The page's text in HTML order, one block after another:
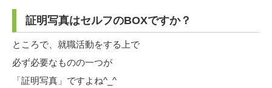
証明写真はセルフのBOXですか？
ところで、就職活動をする上で
必ず必要なものの一つが
「証明写真」ですよね^_^